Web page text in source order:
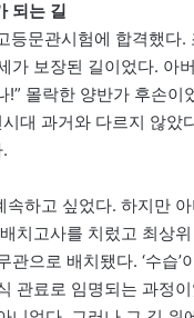
되는 길
등문관시험에 합격했다.
가 보장된 길이었다. 아
!” 몰락한 양반가 후손이
대 과거와 다르지 않았
속하고 싶었다. 하지만
치고사를 치렀고 최상
관으로 배치됐다. ‘수습’
관료로 임명되는 과정